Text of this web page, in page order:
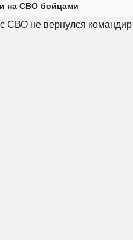
на СВО бойцами